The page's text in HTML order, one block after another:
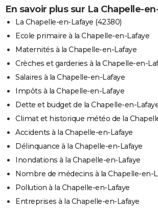
En savoir plus sur La Chapelle-
La Chapelle-en-Lafaye (42380)
Ecole primaire à la Chapelle-en-Lafaye
Maternités à la Chapelle-en-Lafaye
Crèches et garderies à la Chapelle-en-
Salaires à la Chapelle-en-Lafaye
Impôts à la Chapelle-en-Lafaye
Dette et budget de la Chapelle-en-
Climat et historique météo de la
Accidents à la Chapelle-en-Lafaye
Délinquance à la Chapelle-en-Lafaye
Inondations à la Chapelle-en-Lafaye
Nombre de médecins à la Chapelle-en-
Pollution à la Chapelle-en-Lafaye
Entreprises à la Chapelle-en-Lafaye